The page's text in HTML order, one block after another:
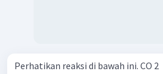
Perhatikan reaksi di bawah ini. CO 2 ​ ( g ) + Ca ( OH ) 2 ​ ( a q )